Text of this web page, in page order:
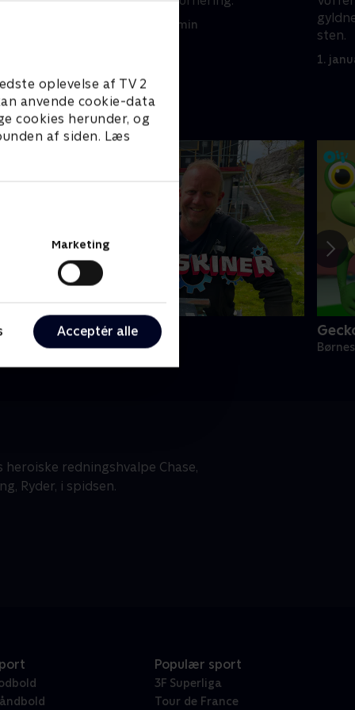
oplevelse af TV 2
anvende cookie-data
cookies herunder, og
af siden. Læs
Marketing
Acceptér alle
1. januar 2023 • 22 min
sten.
1.
• 8 sæsoner
redningshvalpe Chase,
Ryder, i spidsen.
Populær sport
3F Superliga
Tour de France